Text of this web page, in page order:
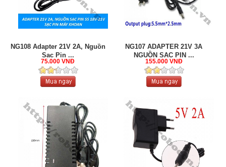
NG108 Adapter 21V 2A, Nguồn
Sạc Pin ...
75.000 VNĐ
NG107 ADAPTER 21V 3A
NGUỒN SẠC PIN ...
155.000 VNĐ